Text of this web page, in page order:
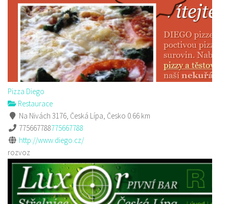
Pizza Diego
Restaurace
Na Nivách 3176, Česká Lípa, Česko 0.66 km
775667788775667788
http://www.diego.cz/
rozvoz